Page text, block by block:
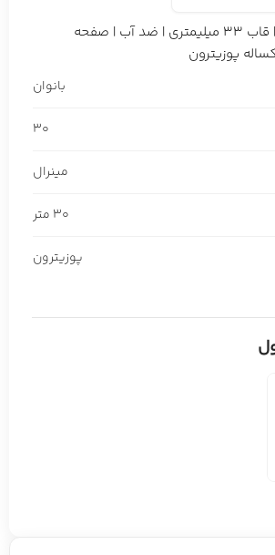
قاب و بند استیل | قاب 33 میلیمتری | ضد آب | صفحه
پوزیترون
بانوان
30
مینرال
30 متر
پوزیترون